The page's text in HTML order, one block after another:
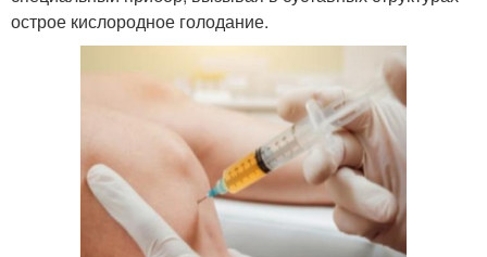
острое кислородное голодание.